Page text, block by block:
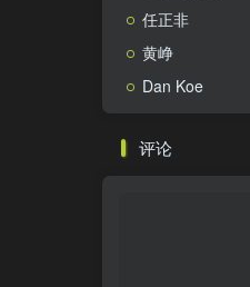
任正非
黄峥
Dan Koe
评论